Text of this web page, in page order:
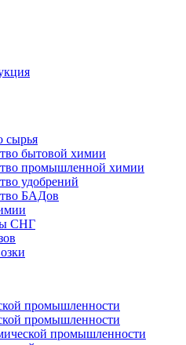
сырья
бытовой химии
промышленной химии
удобрений
БАДов
СНГ
промышленности
промышленности
промышленности